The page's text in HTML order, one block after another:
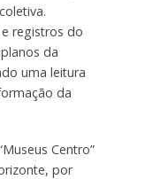
registros do
da
uma leitura
da
Centro”
por